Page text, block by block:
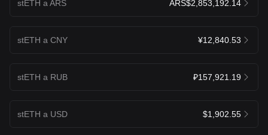
already did.
stETH a ARS ARS$2,853,192.14
stETH a CNY ¥12,840.53
stETH a RUB ₽157,921.19
stETH a USD $1,902.55